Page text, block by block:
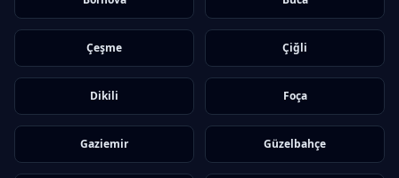
Çeşme Çiğli
Dikili Foça
Gaziemir Güzelbahçe